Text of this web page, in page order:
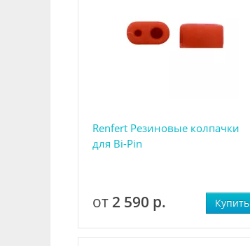
Renfert Резиновые колпачки
для Bi-Pin
от 2 590 р. Купить